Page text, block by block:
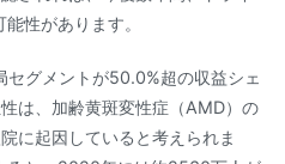
性があります。
グメントが50.0%超の収益シェ
は、加齢黄斑変性症（AMD）の
に起因していると考えられま